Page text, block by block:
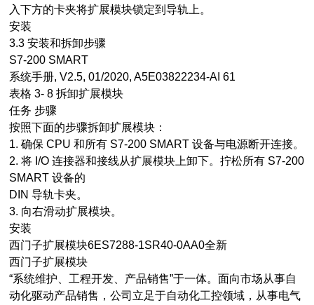
入下方的卡夹将扩展模块锁定到导轨上。
安装
3.3 安装和拆卸步骤
S7-200 SMART
系统手册, V2.5, 01/2020, A5E03822234-AI 61
表格 3- 8 拆卸扩展模块
任务 步骤
按照下面的步骤拆卸扩展模块：
1. 确保 CPU 和所有 S7-200 SMART 设备与电源断开连接。
2. 将 I/O 连接器和接线从扩展模块上卸下。拧松所有 S7-200
SMART 设备的
DIN 导轨卡夹。
3. 向右滑动扩展模块。
安装
西门子扩展模块6ES7288-1SR40-0AA0全新
西门子扩展模块
“系统维护、工程开发、产品销售”于一体。面向市场从事自
动化驱动产品销售，公司立足于自动化工控领域，从事电气